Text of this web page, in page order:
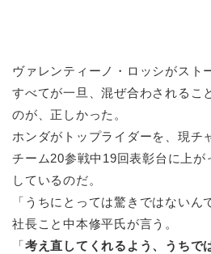
ヴァレンティーノ・ロッシがスト
すべてが一旦、混ぜ合わされるこ
のが、正しかった。
ホンダがトップライダーを、現チ
チーム20参戦中19回表彰台に上が
しているのだ。
「うちにとっては驚きではないん
社長こと中本修平氏が言う。
「考え直してくれるよう、うちで